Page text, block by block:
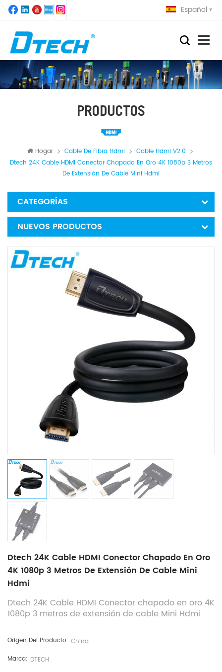
Español
PRODUCTOS
Hogar Cable De Fibra Hdmi
Cable Hdmi V2.0
Dtech 24K Cable HDMI Conector Chapado En Oro 4K 1080p 3 Metros
De Extensión De Cable Mini Hdmi
CATEGORÍAS
NUEVOS PRODUCTOS
Dtech 24K Cable HDMI Conector Chapado En Oro
4K 1080p 3 Metros De Extensión De Cable Mini
Hdmi
Dtech 24K Cable HDMI Conector chapado en oro 4K
1080p 3 metros de extensión de cable Mini Hdmi
Origen Del Producto: China
Marca: DTECH